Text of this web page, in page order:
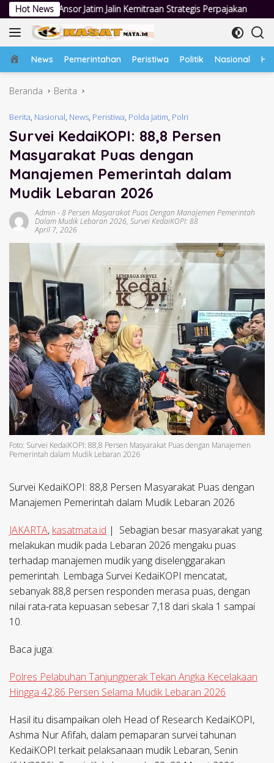
Langsung
ke
konten
Hot News
Kemitraan Strategis Perpajakan Jumat Berkah Polsek
Home
News Pemerintahan Peristiwa Politik Nasional
Beranda Berita
Berita, Nasional, News, Peristiwa, Polda Jatim, Polri
Survei KedaiKOPI: 88,8 Persen
Masyarakat Puas dengan
Manajemen Pemerintah dalam
Mudik Lebaran 2026
Admin -8 Persen Masyarakat Puas Dengan Manajemen Pemerintah
Dalam Mudik Lebaran 2026, Survei KedaiKOPI: 88
April 7, 2026
Foto: Survei KedaiKOPI: 88,8 Persen Masyarakat Puas dengan Manajemen
Pemerintah dalam Mudik Lebaran 2026
Survei KedaiKOPI: 88,8 Persen Masyarakat Puas dengan
Manajemen Pemerintah dalam Mudik Lebaran 2026
JAKARTA, kasatmata.id | Sebagian besar masyarakat yang
melakukan mudik pada Lebaran 2026 mengaku puas
terhadap manajemen mudik yang diselenggarakan
pemerintah. Lembaga Survei KedaiKOPI mencatat,
sebanyak 88,8 persen responden merasa puas, dengan
nilai rata-rata kepuasan sebesar 7,18 dari skala 1 sampai
10.
Baca juga:
Polres Pelabuhan Tanjungperak Tekan Angka Kecelakaan
Hingga 42,86 Persen Selama Mudik Lebaran 2026
Hasil itu disampaikan oleh Head of Research KedaiKOPI,
Ashma Nur Afifah, dalam pemaparan survei tahunan
KedaiKOPI terkait pelaksanaan mudik Lebaran, Senin